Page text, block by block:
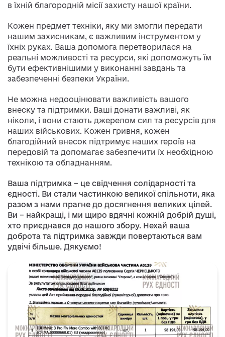
в їхній благородній місії захисту нашої країни.
Кожен предмет техніки, яку ми змогли передати
нашим захисникам, є важливим інструментом у
їхніх руках. Ваша допомога перетворилася на
реальні можливості та ресурси, які допоможуть їм
бути ефективнішими у виконанні завдань та
забезпеченні безпеки України.
Не можна недооцінювати важливість вашого
внеску та підтримки. Ваші донати важливі, як
ніколи, і вони стають джерелом сил та ресурсів для
наших військових. Кожен гривня, кожен
благодійний внесок підтримує наших героїв на
передовій та допомагає забезпечити їх необхідною
технікою та обладнанням.
Ваша підтримка – це свідчення солідарності та
єдності. Ви стали частинкою великої спільноти, яка
разом з нами прагне до досягнення великих цілей.
Ви – найкращі, і ми щиро вдячні кожній добрій душі,
хто приєднався до нашого збору. Нехай ваша
доброта та підтримка завжди повертаються вам
удвічі більше. Дякуємо!